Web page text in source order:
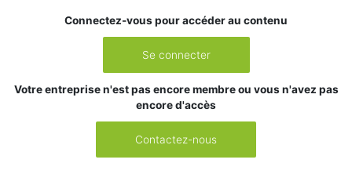
Connectez-vous pour accéder au contenu
Se connecter
Votre entreprise n'est pas encore membre ou vous n'avez pas
encore d'accès
Contactez-nous